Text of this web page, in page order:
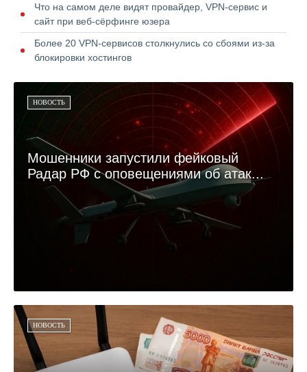
Что на самом деле видят провайдер, VPN-сервис и
сайт при веб-сёрфинге юзера
Более 20 VPN-сервисов столкнулись со сбоями из-за
блокировки хостингов
НОВОСТЬ
Мошенники запустили фейковый
Радар РФ с оповещениями об атак...
НОВОСТЬ